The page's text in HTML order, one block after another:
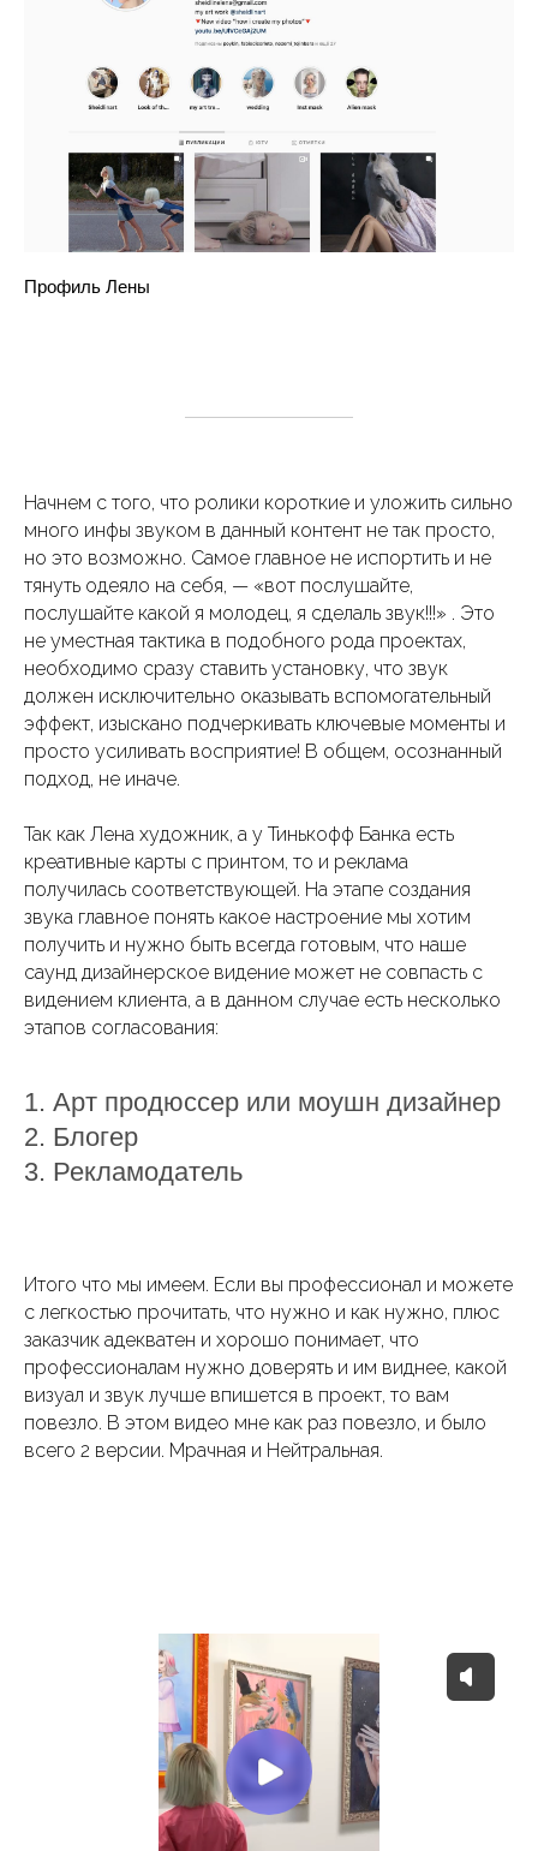
Профиль Лены
Начнем с того, что ролики короткие и уложить сильно
много инфы звуком в данный контент не так просто,
но это возможно. Самое главное не испортить и не
тянуть одеяло на себя, — «вот послушайте,
послушайте какой я молодец, я сделаль звук!!!» . Это
не уместная тактика в подобного рода проектах,
необходимо сразу ставить установку, что звук
должен исключительно оказывать вспомогательный
эффект, изыскано подчеркивать ключевые моменты и
просто усиливать восприятие! В общем, осознанный
подход, не иначе.
Так как Лена художник, а у Тинькофф Банка есть
креативные карты с принтом, то и реклама
получилась соответствующей. На этапе создания
звука главное понять какое настроение мы хотим
получить и нужно быть всегда готовым, что наше
саунд дизайнерское видение может не совпасть с
видением клиента, а в данном случае есть несколько
этапов согласования:
1. Арт продюссер или моушн дизайнер
2. Блогер
3. Рекламодатель
Итого что мы имеем. Если вы профессионал и можете
с легкостью прочитать, что нужно и как нужно, плюс
заказчик адекватен и хорошо понимает, что
профессионалам нужно доверять и им виднее, какой
визуал и звук лучше впишется в проект, то вам
повезло. В этом видео мне как раз повезло, и было
всего 2 версии. Мрачная и Нейтральная.